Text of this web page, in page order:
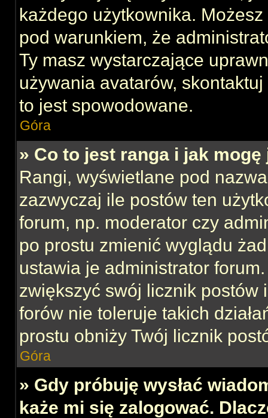
każdego użytkownika.
pod warunkiem, że
Ty masz wystarczające
używania avatarów,
to jest spowodowane.
Góra
» Co to jest ranga i jak mogę
Rangi, wyświetlane pod
zazwyczaj ile postów ten
forum, np. moderator czy
po prostu zmienić wyglądu
ustawia je administrator
zwiększyć swój licznik postów
forów nie toleruje takich
prostu obniży Twój licznik
Góra
» Gdy próbuję wysłać
każe mi się zalogować.